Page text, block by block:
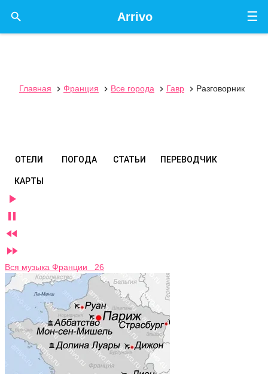
☰
Arrivo

Главная  Франция  Все города  Гавр  Разговорник
ОТЕЛИ ПОГОДА СТАТЬИ ПЕРЕВОДЧИК
КАРТЫ




Вся музыка Франции 26